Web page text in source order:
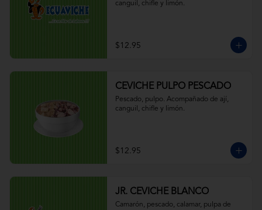
canguil, chifle y limón.
$12.95
CEVICHE PULPO PESCADO
Pescado, pulpo. Acompañado de ají,
canguil, chifle y limón.
$12.95
JR. CEVICHE BLANCO
Camarón, pescado, calamar, pulpa de